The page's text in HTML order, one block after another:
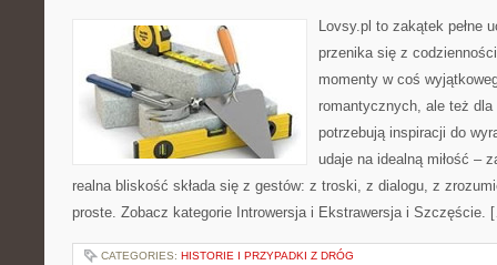
Lovsy.pl to zakątek pełne
przenika się z
momenty w coś
romantycznych, ale też
potrzebują inspiracji do
udaje na idealną miłość –
realna bliskość składa się z gestów: z troski, z dialogu, z
proste. Zobacz kategorie Introwersja i Ekstrawersja i Szczęście.
CATEGORIES: HISTORIE I PRZYPADKI Z DRÓG